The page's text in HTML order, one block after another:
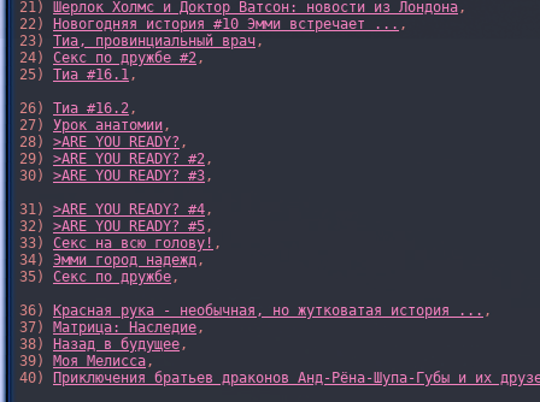
21) Шерлок Холмс и Доктор Ватсон: новости из Лондона,
22)
Новогодняя история #10 Эмми встречает ... ,
23) Тиа, провинциальный врач,
24) Секс по дружбе #2,
25) Тиа #16.1,
26) Тиа #16.2,
27) Урок анатомии,
28) >ARE YOU READY? ,
29) >ARE YOU READY? #2,
30) >ARE YOU READY? #3,
31) >ARE YOU READY? #4,
32) >ARE YOU READY? #5,
33) Секс на всю голову! ,
34) Эмми город надежд,
35) Секс по дружбе,
36)
Красная рука - необычная, но жутковатая история ... ,
37) Матрица: Наследие,
38)
Назад в будущее,
39) Моя Мелисса,
40)
Приключения братьев драконов Анд-Рёна-Шупа-Губы и их